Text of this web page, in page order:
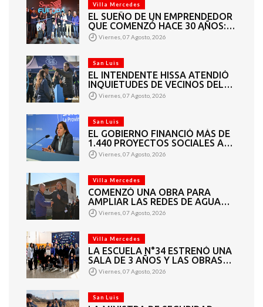
Villa Mercedes
EL SUEÑO DE UN EMPRENDEDOR
QUE COMENZÓ HACE 30 AÑOS:
SUPER EUROPA INAUGURÓ SU
CUARTA SUCURSAL EN VILLA
Viernes, 07 Agosto, 2026
San Luis
EL INTENDENTE HISSA ATENDIÓ
INQUIETUDES DE VECINOS DEL
BARRIO AMPPARE
Viernes, 07 Agosto, 2026
San Luis
EL GOBIERNO FINANCIÓ MÁS DE
1.440 PROYECTOS SOCIALES A
2.200 ENTIDADES DE TODA LA
PROVINCIA
Viernes, 07 Agosto, 2026
Villa Mercedes
COMENZÓ UNA OBRA PARA
AMPLIAR LAS REDES DE AGUA
POTABLE Y CLOACAS EN VILLA
MERCEDES
Viernes, 07 Agosto, 2026
Villa Mercedes
LA ESCUELA N°34 ESTRENÓ UNA
SALA DE 3 AÑOS Y LAS OBRAS
QUE PERMITEN COMPLETAR EL
CICLO SECUNDARIO
Viernes, 07 Agosto, 2026
San Luis